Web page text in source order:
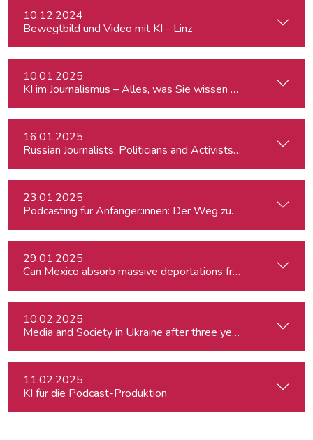
10.12.2024
Bewegtbild und Video mit KI - Linz
10.01.2025
KI im Journalismus – Alles, was Sie wissen müssen
16.01.2025
Russian Journalists, Politicians and Activists in Europe:
23.01.2025
Podcasting für Anfänger:innen: Der Weg zum eigenen
29.01.2025
Can Mexico absorb massive deportations from the US?
10.02.2025
Media and Society in Ukraine after three years of war.
11.02.2025
KI für die Podcast-Produktion